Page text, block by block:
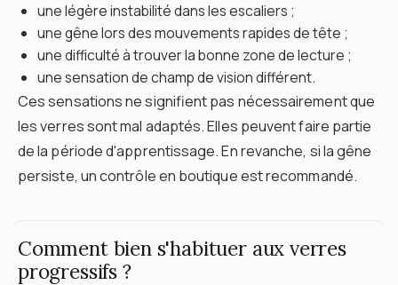
une légère instabilité dans les escaliers ;
une gêne lors des mouvements rapides de tête ;
une difficulté à trouver la bonne zone de lecture ;
une sensation de champ de vision différent.
Ces sensations ne signifient pas nécessairement que
les verres sont mal adaptés. Elles peuvent faire partie
de la période d'apprentissage. En revanche, si la gêne
persiste, un contrôle en boutique est recommandé.
Comment bien s'habituer aux verres
progressifs ?